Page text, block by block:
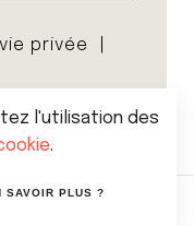
privée
l'utilisation des
.
SAVOIR PLUS ?